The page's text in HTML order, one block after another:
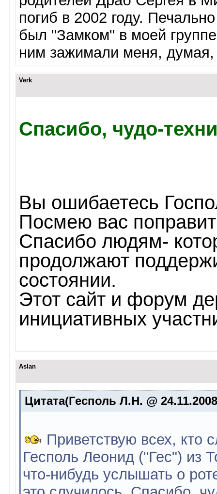
погиб в 2002 году.
был "Замком" в моей
ним зажимали меня,
Verk
Спасибо, чудо-
Вы ошибаетесь
Посмею вас
Спасибо людям-
продолжают
состоянии.
Этот сайт и форум
инициативных
Aslan
Цитата(Гесполь Л.Н. @
Приветствую всех,
Гесполь Леонид ("Гес") из
что-нибудь услышать о